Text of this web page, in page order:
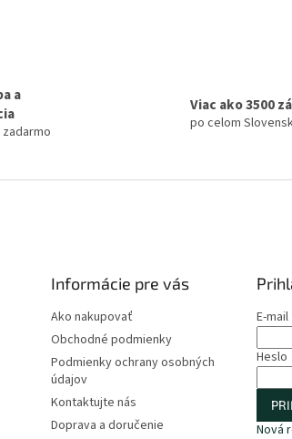
a
Viac ako 3500
po celom
Informácie pre vás
Ako nakupovať
Obchodné podmienky
Podmienky ochrany osobných
údajov
Kontaktujte nás
Doprava a doručenie
E-mail
Heslo
Nová